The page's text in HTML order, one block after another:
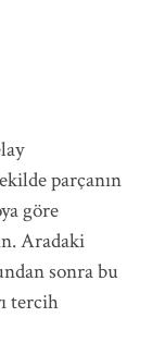
parçanın
göre
Aradaki
sonra bu
tercih